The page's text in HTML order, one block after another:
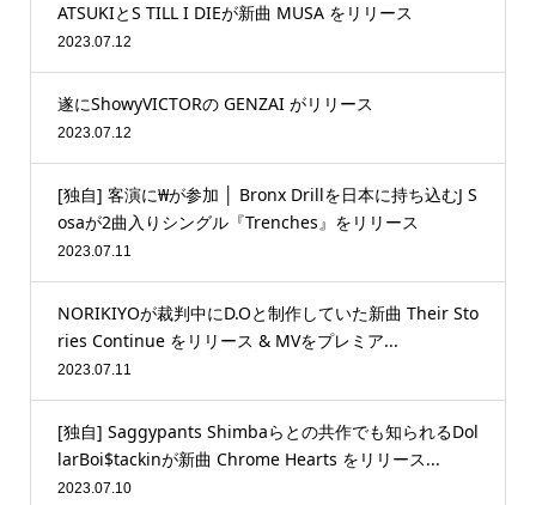
ATSUKIとS TILL I DIEが新曲 MUSA をリリース
2023.07.12
遂にShowyVICTORの GENZAI がリリース
2023.07.12
[独自] 客演に₩が参加 │ Bronx Drillを日本に持ち込むJ S
osaが2曲入りシングル『Trenches』をリリース
2023.07.11
NORIKIYOが裁判中にD.Oと制作していた新曲 Their Sto
ries Continue をリリース & MVをプレミア...
2023.07.11
[独自] Saggypants Shimbaらとの共作でも知られるDol
larBoi$tackinが新曲 Chrome Hearts をリリース...
2023.07.10